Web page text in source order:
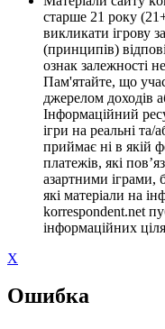
старше 21 року
викликати ігрову
(принципів)
ознак залежності
Пам'ятайте, що
джерелом доходів
Інформаційний
ігри на реальні та/
приймає ні в якій
платежів, які
азартними іграми,
які матеріали на
korrespondent.net
інформаційних
X
Ошибка